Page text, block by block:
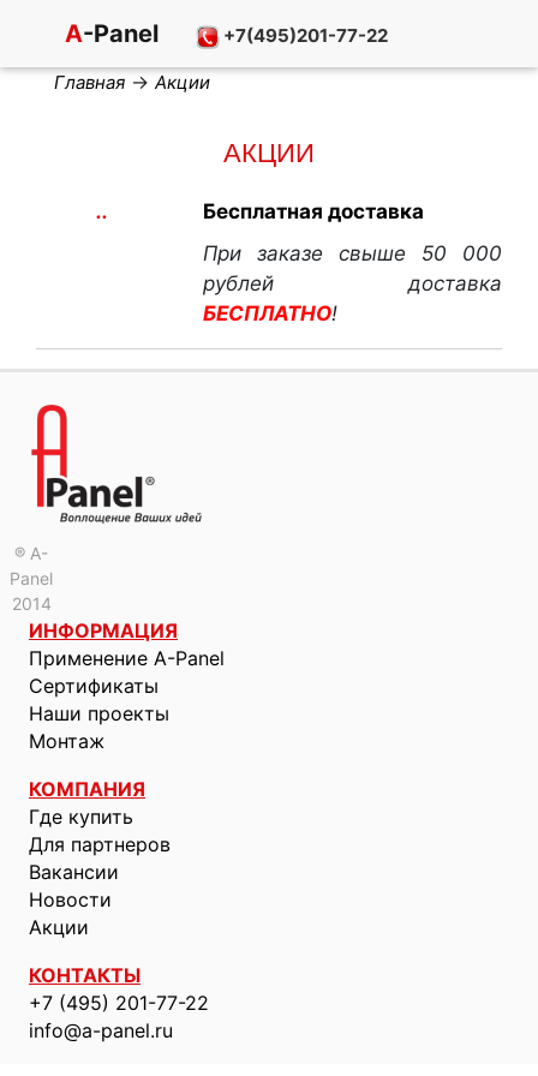
A-Panel +7(495)201-77-22
Главная → Акции
АКЦИИ
..
Бесплатная доставка
При заказе свыше 50 000
рублей доставка
БЕСПЛАТНО!
® A-
Panel
2014
ИНФОРМАЦИЯ
Применение A-Panel
Сертификаты
Наши проекты
Монтаж
КОМПАНИЯ
Где купить
Для партнеров
Вакансии
Новости
Акции
КОНТАКТЫ
+7 (495) 201-77-22
info@a-panel.ru